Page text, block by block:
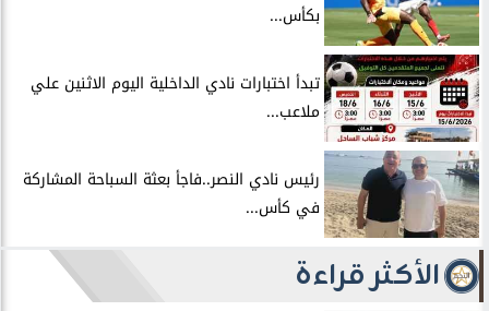
بكأس...
تبدأ اختبارات نادي الداخلية اليوم الاثنين علي
ملاعب...
رئيس نادي النصر..فاجأ بعثة السباحة المشاركة
في كأس...
الأكثر قراءة